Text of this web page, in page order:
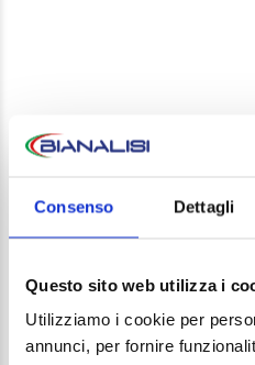
Consenso Dettagli
Questo sito web utilizza i
Utilizziamo i cookie per
annunci, per fornire
Your email address will not